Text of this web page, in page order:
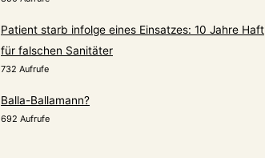
Patient starb infolge eines Einsatzes: 10 Jahre Haft
für falschen Sanitäter
732 Aufrufe
Balla-Ballamann?
692 Aufrufe